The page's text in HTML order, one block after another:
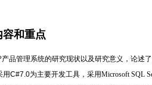
和重点
产品管理系统的研究现状以及研究意义，论述
用C#7.0为主要开发工具，采用Microsoft SQL